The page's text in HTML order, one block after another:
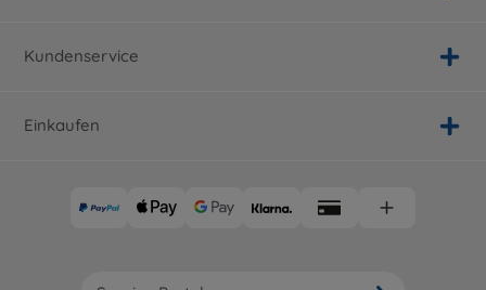
Kundenservice
Einkaufen